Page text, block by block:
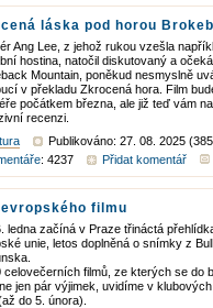
láska pod horou
Ang Lee, z jehož rukou vzešla
hostina, natočil diskutovaný a
Mountain, poněkud nesmyslně
v překladu Zkrocená hora. Film
počátkem března, ale již teď vám
recenzi.
Publikováno: 27. 08. 2025
: 4237 Přidat komentář
evropského filmu
ledna začíná v Praze třináctá
unie, letos doplněná o snímky z
celovečerních filmů, ze kterých se do
jen pár výjimek, uvidíme v
do 5. února).